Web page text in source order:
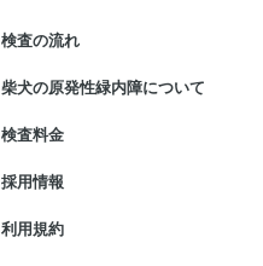
検査の流れ
柴犬の原発性緑内障について
検査料⾦
採用情報
利⽤規約